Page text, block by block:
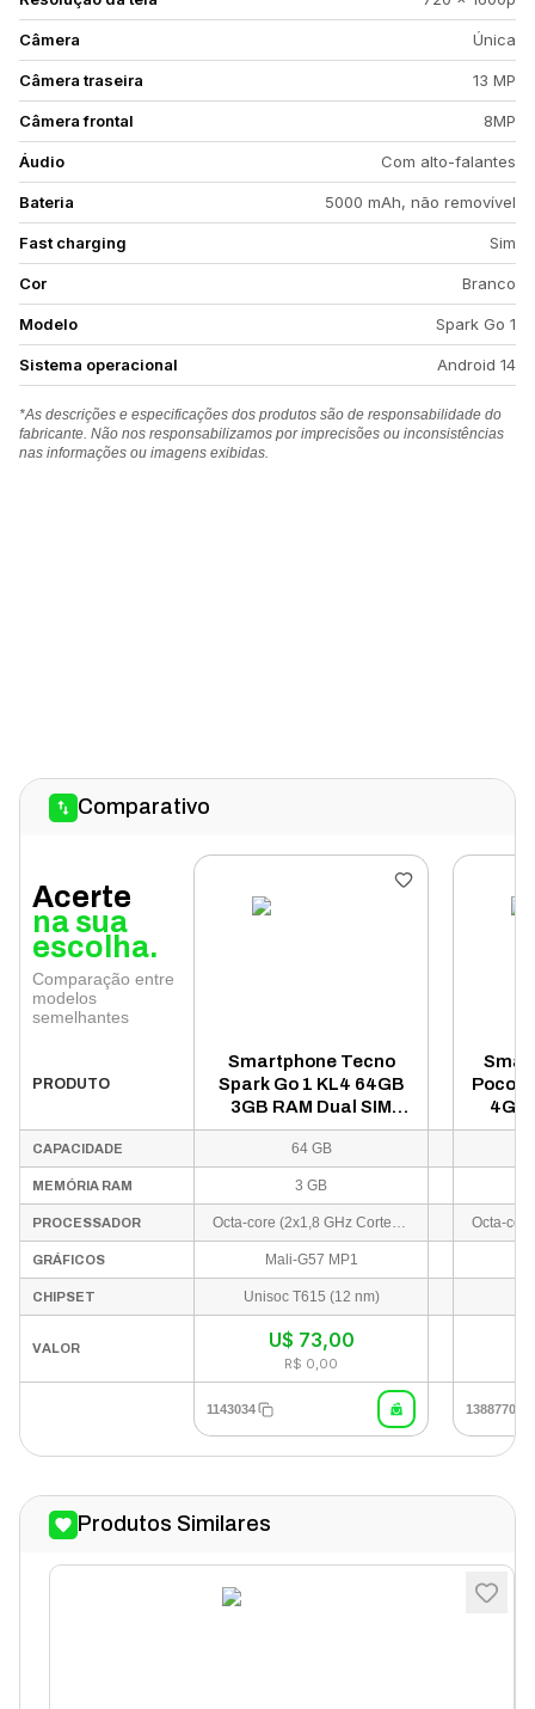
Câmera Única
Câmera traseira 13 MP
Câmera frontal 8MP
Áudio Com alto-falantes
Bateria 5000 mAh, não removível
Fast charging Sim
Cor Branco
Modelo Spark Go 1
Sistema operacional Android 14
*As descrições e especificações dos produtos são de responsabilidade do
fabricante. Não nos responsabilizamos por imprecisões ou inconsistências
nas informações ou imagens exibidas.
Comparativo
Acerte
na sua
escolha.
Comparação entre
modelos
semelhantes
PRODUTO
Smartphone Tecno
Spark Go 1 KL4 64GB
3GB RAM Dual SIM
Tela 6.67" - Branco
Poco
4GB
Tela
CAPACIDADE 64 GB
MEMÓRIA RAM 3 GB
PROCESSADOR Octa-core (2x1,8 GHz Cortex-A75 e 6x1,6 GHz Cortex-A55)
GRÁFICOS Mali-G57 MP1
CHIPSET Unisoc T615 (12 nm)
VALOR U$ 73,00
R$ 0,00
1143034 1388770
Produtos Similares